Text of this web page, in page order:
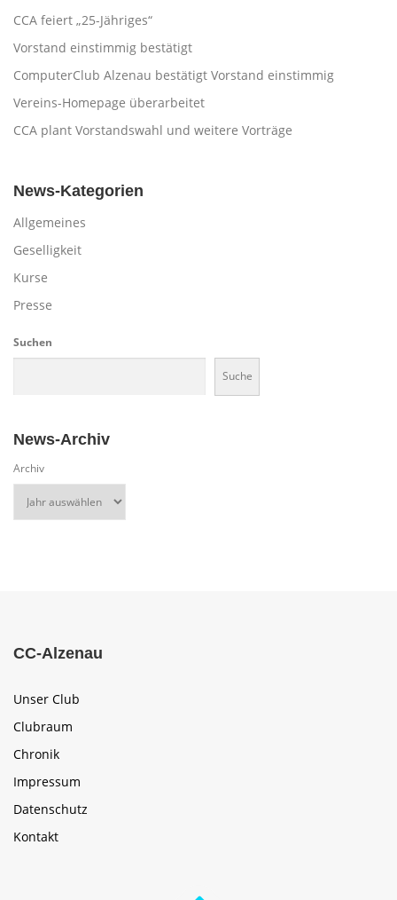
v
i
g
a
t
n
CCA feiert „25-Jähriges“
Vorstand einstimmig bestätigt
ComputerClub Alzenau bestätigt Vorstand einstimmig
Vereins-Homepage überarbeitet
CCA plant Vorstandswahl und weitere Vorträge
News-Kategorien
Allgemeines
Geselligkeit
Kurse
Presse
Suchen
Suche
News-Archiv
Archiv
CC-Alzenau
Unser Club
Clubraum
Chronik
Impressum
Datenschutz
Kontakt